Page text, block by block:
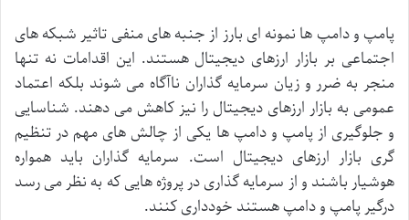
پامپو دامپها نمونه ای بارز از جنبههایمنفی تاثیر شبکههای
اجتماعی بر بازار ارزهای دیجیتال هستند. این اقدامات نه تنها
منجر به ضرر و زیان سرمایه گذاران ناآگاه می شوند بلکه اعتماد
عمومی به بازار ارزهای دیجیتال را نیز کاهش می دهند. شناسایی
و جلوگیری از پامپ و دامپ ها یکی از چالش های مهم در تنظیم
گری بازار ارزهای دیجیتال است. سرمایه گذاران باید همواره
هوشیار باشند و از سرمایهگذاریدر پروژههاییکه به نظر میرسد
درگیر پامپودامپهستند خودداریکنند.